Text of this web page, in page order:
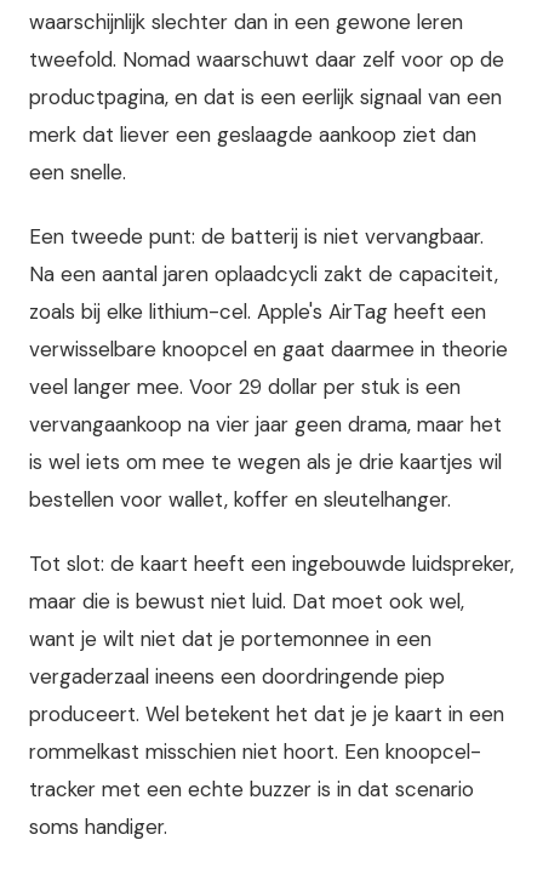
waarschijnlijk slechter dan in een gewone leren
tweefold. Nomad waarschuwt daar zelf voor op de
productpagina, en dat is een eerlijk signaal van een
merk dat liever een geslaagde aankoop ziet dan
een snelle.
Een tweede punt: de batterij is niet vervangbaar.
Na een aantal jaren oplaadcycli zakt de capaciteit,
zoals bij elke lithium-cel. Apple's AirTag heeft een
verwisselbare knoopcel en gaat daarmee in theorie
veel langer mee. Voor 29 dollar per stuk is een
vervangaankoop na vier jaar geen drama, maar het
is wel iets om mee te wegen als je drie kaartjes wil
bestellen voor wallet, koffer en sleutelhanger.
Tot slot: de kaart heeft een ingebouwde luidspreker,
maar die is bewust niet luid. Dat moet ook wel,
want je wilt niet dat je portemonnee in een
vergaderzaal ineens een doordringende piep
produceert. Wel betekent het dat je je kaart in een
rommelkast misschien niet hoort. Een knoopcel-
tracker met een echte buzzer is in dat scenario
soms handiger.